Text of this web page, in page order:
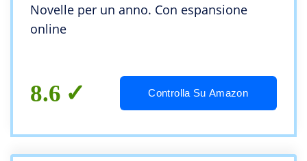
Novelle per un anno. Con espansione
online
8.6 Controlla Su Amazon